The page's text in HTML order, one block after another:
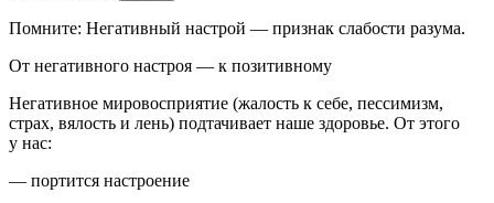
Помните: Негативный настрой — признак слабости разума.
От негативного настроя — к позитивному
Негативное мировосприятие (жалость к себе, пессимизм,
страх, вялость и лень) подтачивает наше здоровье. От этого
у нас:
— портится настроение